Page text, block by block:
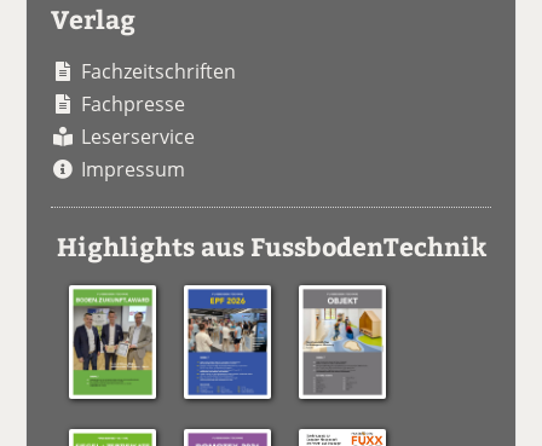
Verlag
Fachzeitschriften
Fachpresse
Leserservice
Impressum
Highlights aus FussbodenTechnik